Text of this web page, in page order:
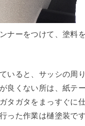
ナーをつけて、塗料
いると、サッシの周
良くない所は、紙テ
タガタをまっすぐに
った作業は樋塗装です